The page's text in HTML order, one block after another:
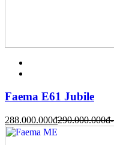
Faema E61 Jubile
288.000.000đ290.000.000đ